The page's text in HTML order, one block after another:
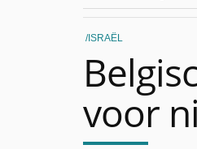
CITYTRIP
ISRAËL
voor